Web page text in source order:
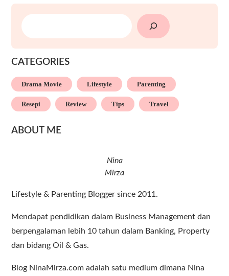
SEARCH
CATEGORIES
Drama Movie Lifestyle Parenting
Resepi Review Tips Travel
ABOUT ME
Nina
Mirza
Lifestyle & Parenting Blogger since 2011.
Mendapat pendidikan dalam Business Management dan
berpengalaman lebih 10 tahun dalam Banking, Property
dan bidang Oil & Gas.
Blog NinaMirza.com adalah satu medium dimana Nina